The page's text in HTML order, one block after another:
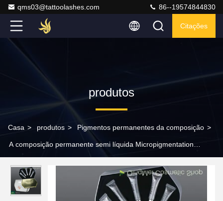
qms03@tattoolashes.com 86--19574844830
Citações
produtos
Casa > produtos > Pigmentos permanentes da composição >
A composição permanente semi líquida Micropigmentation